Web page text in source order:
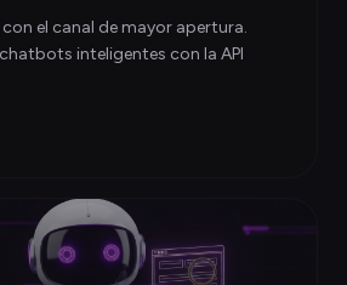
el canal de mayor apertura.
inteligentes con la API